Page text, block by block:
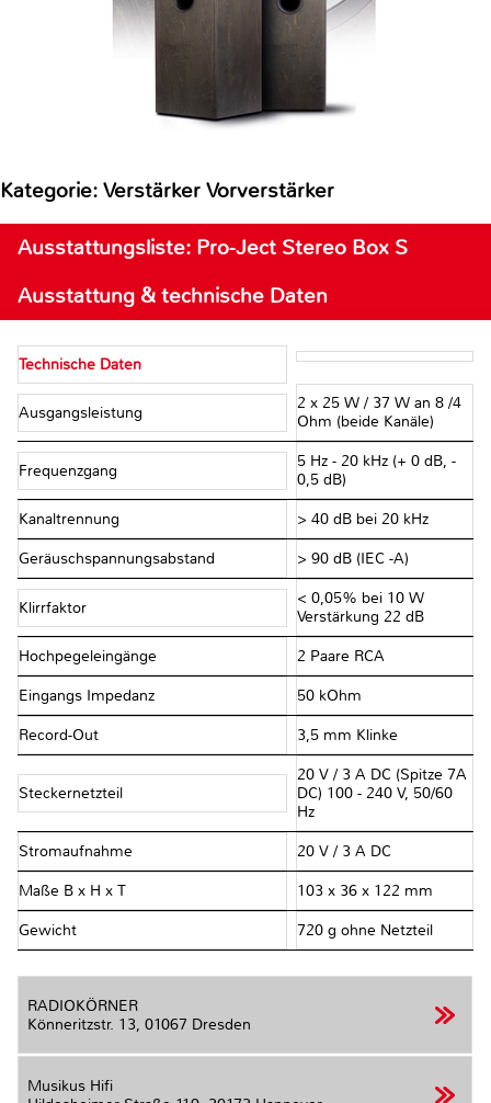
Kategorie: Verstärker Vorverstärker
Ausstattungsliste: Pro-Ject Stereo Box S
Ausstattung & technische Daten
Technische Daten
Ausgangsleistung
2 x 25 W / 37 W an 8 /4
Ohm (beide Kanäle)
Frequenzgang
5 Hz - 20 kHz (+ 0 dB, -
0,5 dB)
Kanaltrennung > 40 dB bei 20 kHz
Geräuschspannungsabstand > 90 dB (IEC -A)
Klirrfaktor
< 0,05% bei 10 W
Verstärkung 22 dB
Hochpegeleingänge 2 Paare RCA
Eingangs Impedanz 50 kOhm
Record-Out 3,5 mm Klinke
Steckernetzteil
20 V / 3 A DC (Spitze 7A
DC) 100 - 240 V, 50/60
Hz
Stromaufnahme 20 V / 3 A DC
Maße B x H x T 103 x 36 x 122 mm
Gewicht 720 g ohne Netzteil
RADIOKÖRNER
Könneritzstr. 13, 01067 Dresden
Musikus Hifi